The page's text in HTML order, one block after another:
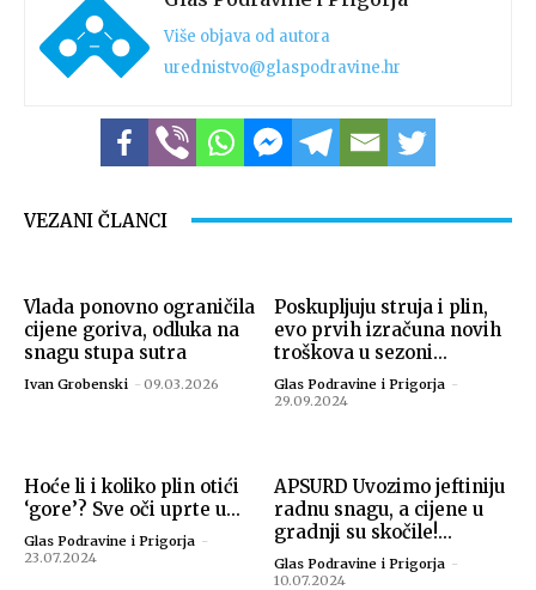
Više objava od autora
urednistvo@glaspodravine.hr
VEZANI ČLANCI
Vlada ponovno ograničila
cijene goriva, odluka na
snagu stupa sutra
Ivan Grobenski - 09.03.2026
Poskupljuju struja i plin,
evo prvih izračuna novih
troškova u sezoni...
Glas Podravine i Prigorja -
29.09.2024
Hoće li i koliko plin otići
‘gore’? Sve oči uprte u...
Glas Podravine i Prigorja -
23.07.2024
APSURD Uvozimo jeftiniju
radnu snagu, a cijene u
gradnji su skočile!...
Glas Podravine i Prigorja -
10.07.2024